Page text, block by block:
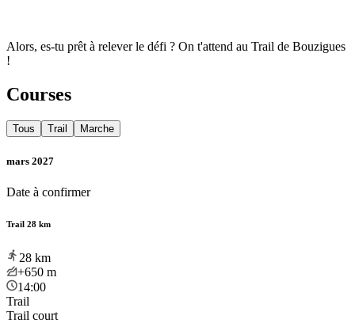
Alors, es-tu prêt à relever le défi ? On t'attend au Trail de Bouzigues
!
Courses
Tous Trail Marche
mars 2027
Date à confirmer
Trail 28 km
28 km
+650 m
14:00
Trail
Trail court